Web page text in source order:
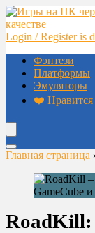
Login / Register is
Фэнтези
Платформы
Эмуляторы
❤️ Нравится
Главная страница
RoadKill: